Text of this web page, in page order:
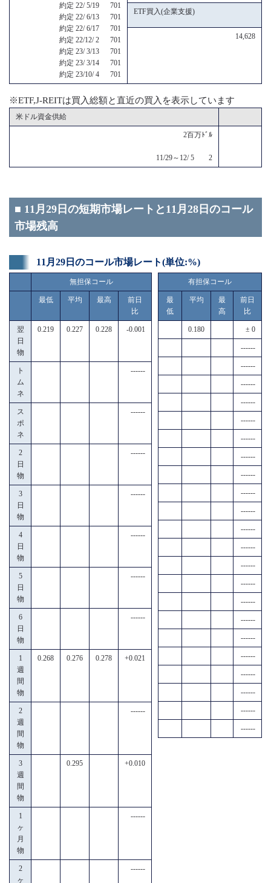
約定 22/ 5/19 701
約定 22/ 6/13 701
約定 22/ 6/17 701
約定 22/12/ 2 701
約定 23/ 3/13 701
約定 23/ 3/14 701
約定 23/10/ 4 701
ETF買入(企業支援)
14,628
※ETF,J-REITは買入総額と直近の買入を表示しています
米ドル資金供給
2百万ﾄﾞﾙ
11/29～12/ 5 2
■ 11月29日の短期市場レートと11月28日のコール
市場残高
11月29日のコール市場レート(単位:%)
無担保コール
最低 平均 最高
前日
比
翌
日
物
0.219 0.227 0.228 -0.001
ト
ム
ネ
------
ス
ポ
ネ
------
2
日
物
------
3
日
物
------
4
日
物
------
5
日
物
------
6
日
物
------
1
週
間
物
0.268 0.276 0.278 +0.021
2
週
間
物
------
3
週
間
物
0.295 +0.010
1
ヶ
月
物
------
2
ヶ
------
有担保コール
最
低
平均
最
高
前日
比
0.180 ± 0
------
------
------
------
------
------
------
------
------
------
------
------
------
------
------
------
------
------
------
------
------
------